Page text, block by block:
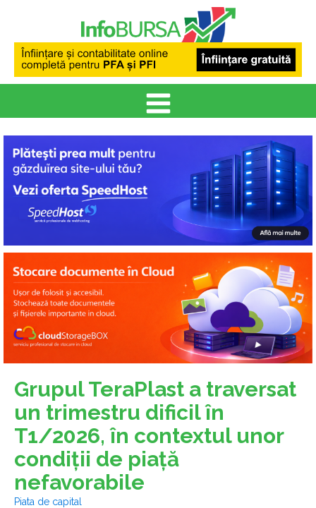
Grupul TeraPlast a traversat
un trimestru dificil în
T1/2026, în contextul unor
condiții de piață
nefavorabile
Piata de capital